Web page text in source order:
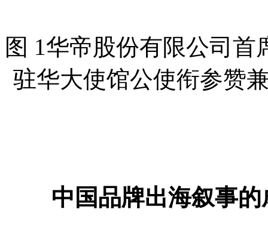
图 1华帝股份有限公司
驻华大使馆公使衔参赞
中国品牌出海叙事